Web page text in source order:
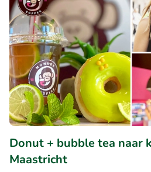
Donut + bubble tea naar
Maastricht